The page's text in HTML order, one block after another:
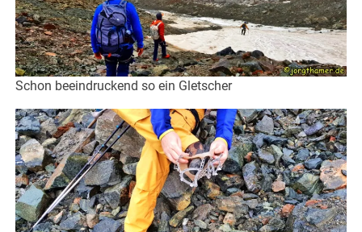
Schon beeindruckend so ein Gletscher